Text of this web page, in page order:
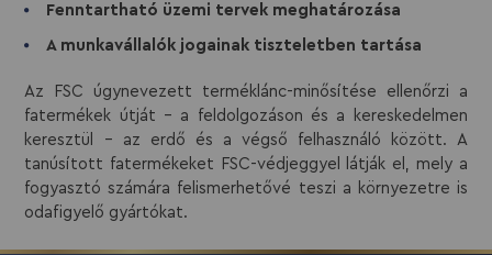
Fenntartható üzemi tervek meghatározása
A munkavállalók jogainak tiszteletben tartása
Az FSC úgynevezett terméklánc-minősítése ellenőrzi a
fatermékek útját – a feldolgozáson és a kereskedelmen
keresztül – az erdő és a végső felhasználó között. A
tanúsított fatermékeket FSC-védjeggyel látják el, mely a
fogyasztó számára felismerhetővé teszi a környezetre is
odafigyelő gyártókat.